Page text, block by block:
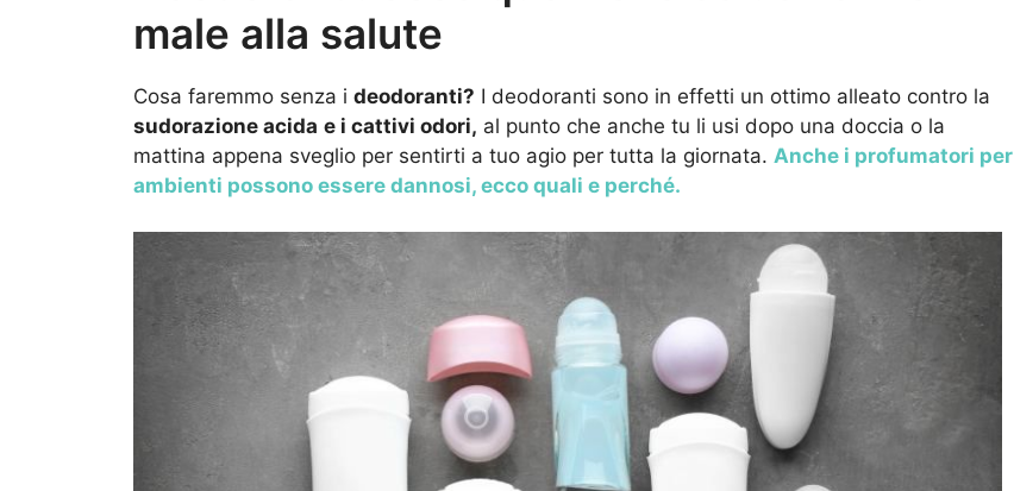
male alla salute
Cosa faremmo senza i deodoranti? I deodoranti sono in effetti un ottimo alleato contro la
sudorazione acida e i cattivi odori, al punto che anche tu li usi dopo una doccia o la
mattina appena sveglio per sentirti a tuo agio per tutta la giornata. Anche i profumatori per
ambienti possono essere dannosi, ecco quali e perché.